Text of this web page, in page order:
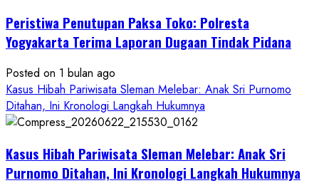
Anak
di
Aliansi
Janji
Kawal
Proses
Sampai
Tuntas
Peristiwa Penutupan Paksa Toko: Polresta
Yogyakarta Terima Laporan Dugaan Tindak Pidana
Posted on 1 bulan ago
Kasus Hibah Pariwisata Sleman Melebar: Anak Sri Purnomo
Ditahan, Ini Kronologi Langkah Hukumnya
Kasus Hibah Pariwisata Sleman Melebar: Anak Sri
Purnomo Ditahan, Ini Kronologi Langkah Hukumnya